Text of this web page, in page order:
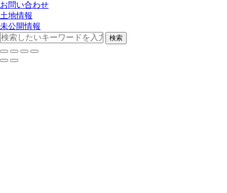
お問い合わせ
土地情報
未公開情報
検索